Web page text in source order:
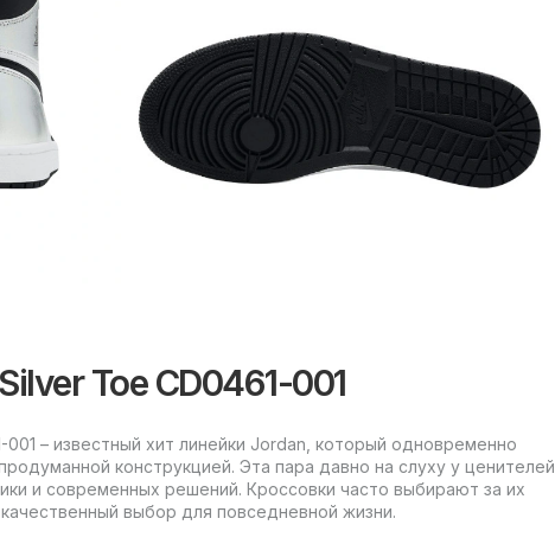
Toe CD0461-001
001 – известный хит линейки Jordan, который одновременно
конструкцией. Эта пара давно на слуху у ценителей
и современных решений. Кроссовки часто выбирают за их
выбор для повседневной жизни.